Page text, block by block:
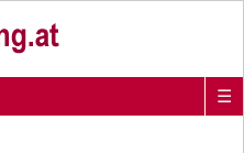
☰